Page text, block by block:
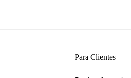
Para Clientes